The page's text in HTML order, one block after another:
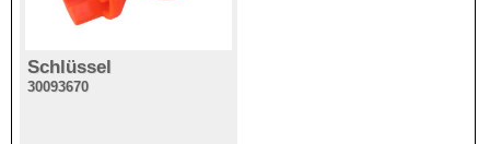
Schlüssel
30093670